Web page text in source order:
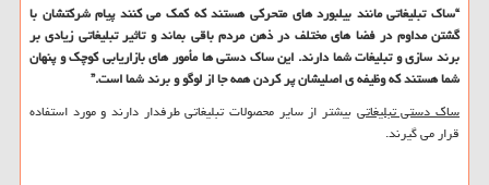
“ساک تبلیغاتی مانند بیلبورد های متحرکی هستند که کمک می کنند پیام شرکتشان با
گشتن مداوم در فضا های مختلف در ذهن مردم باقی بماند و تاثیر تبلیغاتی زیادی بر
برند سازی و تبلیغات شما دارند. این ساک دستی ها مأمور های بازاریابی کوچک و پنهان
شما هستند که وظیفه ی اصلیشان پر کردن همه جا از لوگو و برند شما است.”
ساک دستی تبلیغاتی بیشتر از سایر محصولات تبلیغاتی طرفدار دارند و مورد استفاده
قرار می گیرند.